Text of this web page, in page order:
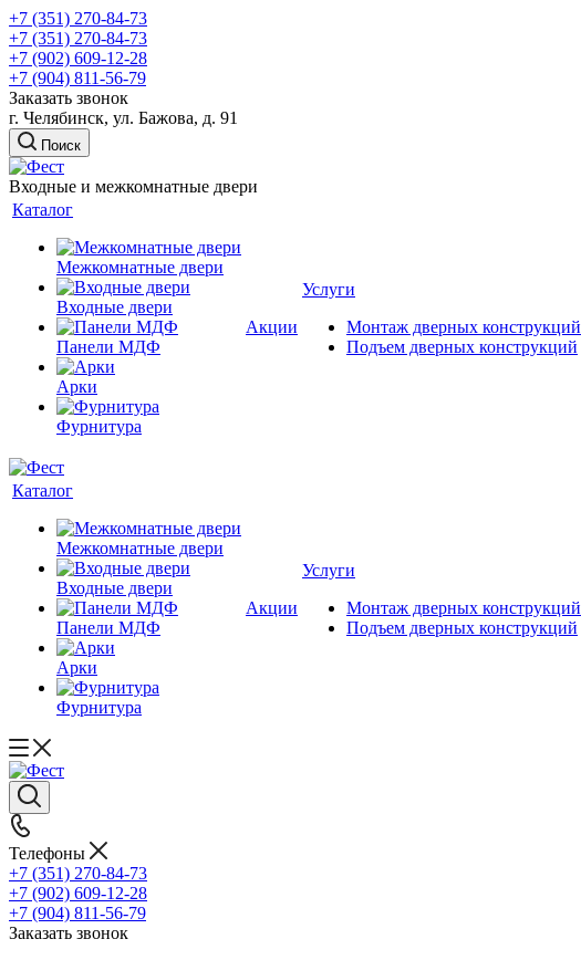
+7 (351) 270-84-73
+7 (351) 270-84-73
+7 (902) 609-12-28
+7 (904) 811-56-79
Заказать звонок
г. Челябинск, ул. Бажова, д. 91
Поиск
Входные и межкомнатные двери
Каталог
Межкомнатные двери
Входные двери
Панели МДФ
Арки
Фурнитура
Акции
Услуги
Монтаж дверных конструкций
Подъем дверных конструкций
Каталог
Межкомнатные двери
Входные двери
Панели МДФ
Арки
Фурнитура
Акции
Услуги
Монтаж дверных конструкций
Подъем дверных конструкций
Телефоны
+7 (351) 270-84-73
+7 (902) 609-12-28
+7 (904) 811-56-79
Заказать звонок